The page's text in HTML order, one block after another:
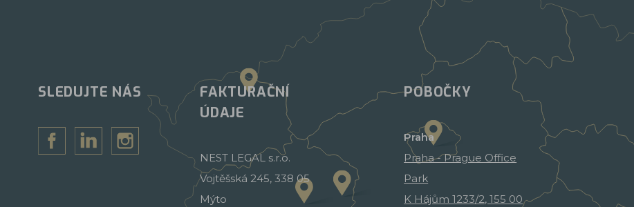
SLEDUJTE NÁS
FAKTURAČNÍ
ÚDAJE
NEST LEGAL s.r.o.
Vojtěšská 245, 338 05
Mýto
POBOČKY
Praha
Praha - Prague Office
Park
K Hájům 1233/2, 155 00